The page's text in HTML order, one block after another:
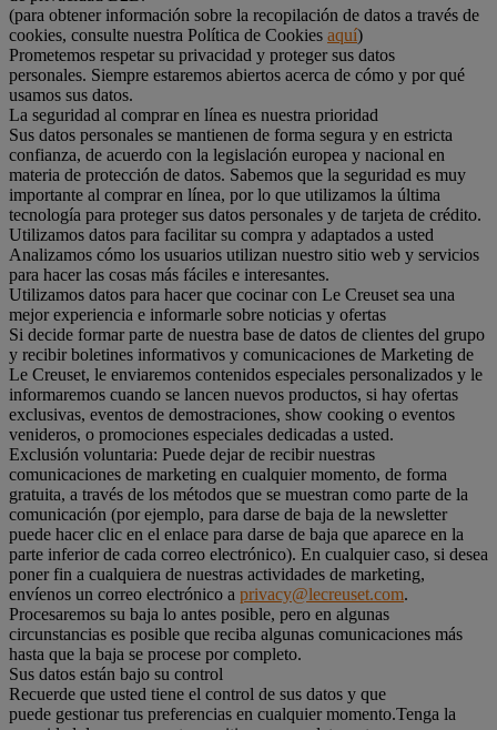
(para obtener información sobre la recopilación de datos a través de
cookies, consulte nuestra Política de Cookies aquí)
Prometemos respetar su privacidad y proteger sus datos
personales. Siempre estaremos abiertos acerca de cómo y por qué
usamos sus datos.
La seguridad al comprar en línea es nuestra prioridad
Sus datos personales se mantienen de forma segura y en estricta
confianza, de acuerdo con la legislación europea y nacional en
materia de protección de datos. Sabemos que la seguridad es muy
importante al comprar en línea, por lo que utilizamos la última
tecnología para proteger sus datos personales y de tarjeta de crédito.
Utilizamos datos para facilitar su compra y adaptados a usted
Analizamos cómo los usuarios utilizan nuestro sitio web y servicios
para hacer las cosas más fáciles e interesantes.
Utilizamos datos para hacer que cocinar con Le Creuset sea una
mejor experiencia e informarle sobre noticias y ofertas
Si decide formar parte de nuestra base de datos de clientes del grupo
y recibir boletines informativos y comunicaciones de Marketing de
Le Creuset, le enviaremos contenidos especiales personalizados y le
informaremos cuando se lancen nuevos productos, si hay ofertas
exclusivas, eventos de demostraciones, show cooking o eventos
venideros, o promociones especiales dedicadas a usted.
Exclusión voluntaria: Puede dejar de recibir nuestras
comunicaciones de marketing en cualquier momento, de forma
gratuita, a través de los métodos que se muestran como parte de la
comunicación (por ejemplo, para darse de baja de la newsletter
puede hacer clic en el enlace para darse de baja que aparece en la
parte inferior de cada correo electrónico). En cualquier caso, si desea
poner fin a cualquiera de nuestras actividades de marketing,
envíenos un correo electrónico a privacy@lecreuset.com.
Procesaremos su baja lo antes posible, pero en algunas
circunstancias es posible que reciba algunas comunicaciones más
hasta que la baja se procese por completo.
Sus datos están bajo su control
Recuerde que usted tiene el control de sus datos y que
puede gestionar tus preferencias en cualquier momento.Tenga la